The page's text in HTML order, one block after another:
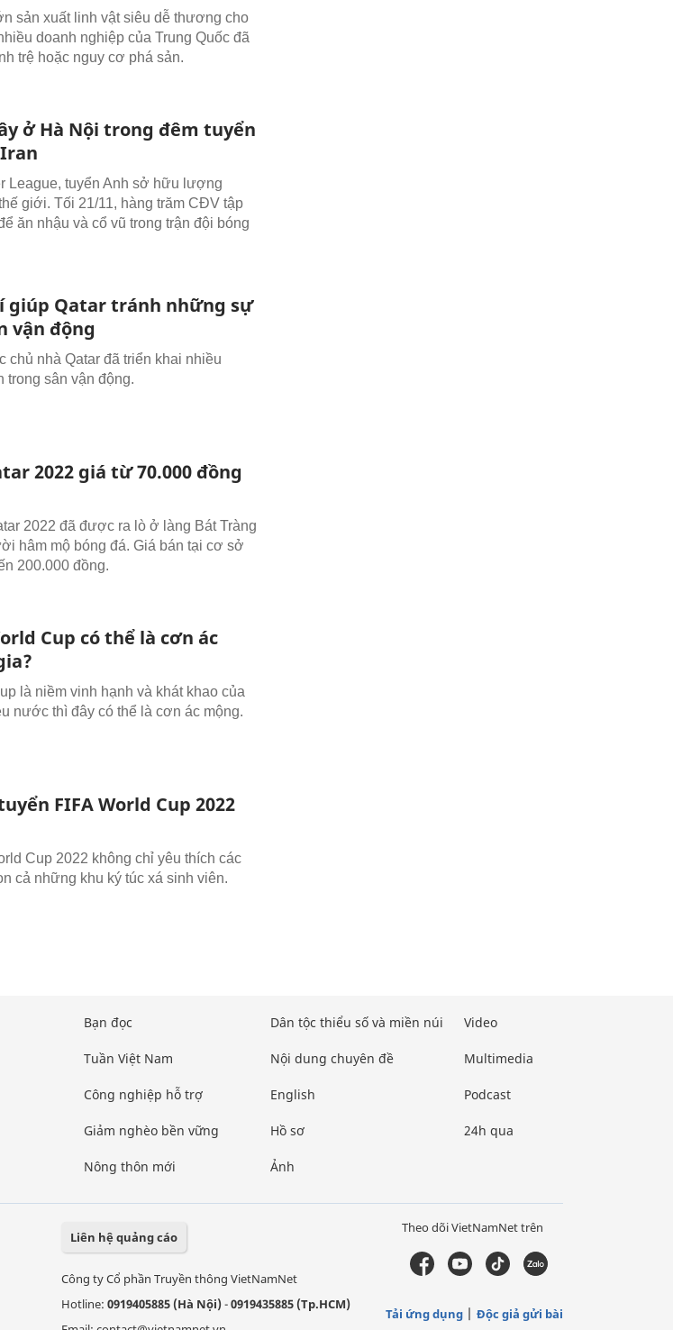
sản xuất linh vật siêu dễ thương cho
doanh nghiệp của Trung Quốc đã
trệ hoặc nguy cơ phá sản.
ở Hà Nội trong đêm tuyển
League, tuyển Anh sở hữu lượng
giới. Tối 21/11, hàng trăm CĐV tập
ăn nhậu và cổ vũ trong trận đội bóng
giúp Qatar tránh những sự
vận động
chủ nhà Qatar đã triển khai nhiều
trong sân vận động.
2022 giá từ 70.000 đồng
2022 đã được ra lò ở làng Bát Tràng
hâm mộ bóng đá. Giá bán tại cơ sở
200.000 đồng.
Cup có thể là cơn ác
là niềm vinh hạnh và khát khao của
nước thì đây có thể là cơn ác mộng.
FIFA World Cup 2022
Cup 2022 không chỉ yêu thích các
cả những khu ký túc xá sinh viên.
Bạn đọc
Tuần Việt Nam
Công nghiệp hỗ trợ
Giảm nghèo bền vững
Nông thôn mới
Dân tộc thiểu số và miền núi
Nội dung chuyên đề
English
Hồ sơ
Ảnh
Video
Multimedia
Podcast
24h qua
Liên hệ quảng cáo
Công ty Cổ phần Truyền thông VietNamNet
Hotline: 0919405885 (Hà Nội)-0919435885 (Tp.HCM)
Theo dõi VietNamNet trên
Tải ứng dụng Độc giả gửi bài